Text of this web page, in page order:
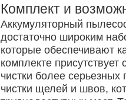
Комплект и
Аккумуляторный
достаточно широким
которые обеспечивают
комплекте
чистки более
чистки щелей и швов,